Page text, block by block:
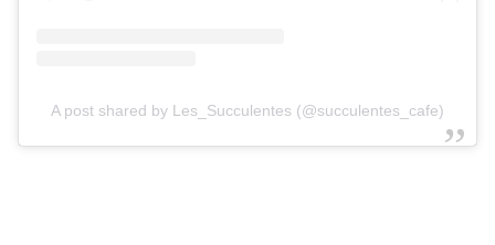
A post shared by Les_Succulentes (@succulentes_cafe)